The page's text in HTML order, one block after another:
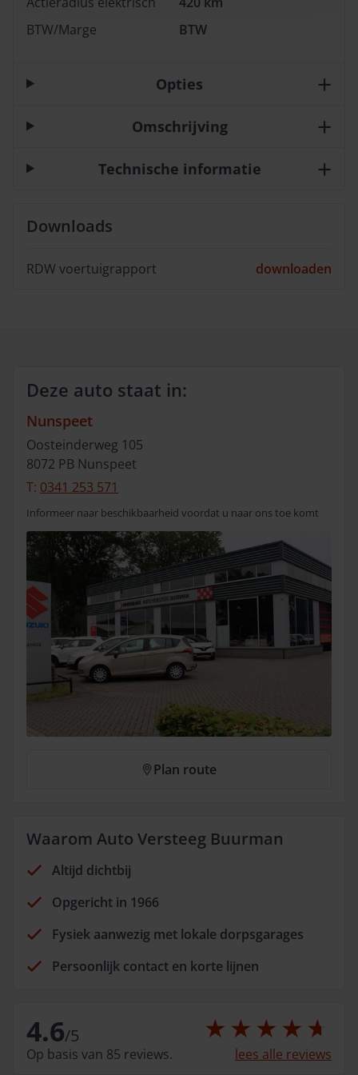
BTW/Marge
BTW
Opties
Omschrijving
Technische informatie
Downloads
RDW voertuigrapport downloaden
Deze auto staat in:
Nunspeet
Oosteinderweg 105
8072 PB Nunspeet
T: 0341 253 571
Informeer naar beschikbaarheid voordat u naar ons toe komt
Plan route
Waarom Auto Versteeg Buurman
Altijd dichtbij
Opgericht in 1966
Fysiek aanwezig met lokale dorpsgarages
Persoonlijk contact en korte lijnen
4.6/5
Op basis van 85 reviews. lees alle reviews